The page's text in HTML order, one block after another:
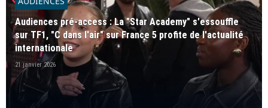
Audiences pré-access : La "Star Academy" s'essouffle
sur TF1, "C dans l'air" sur France 5 profite de l'actualité
internationale
21 janvier 2026